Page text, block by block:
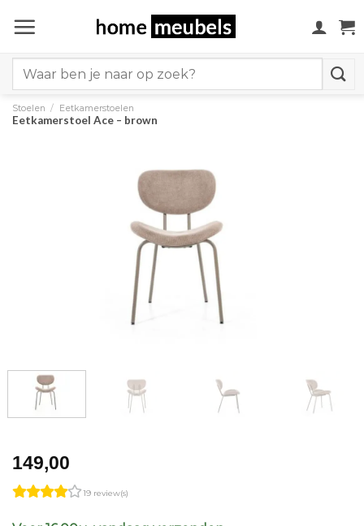
naar
for:
Stoelen / Eetkamerstoelen
Eetkamerstoel Ace – brown
149,00
19 review(s)